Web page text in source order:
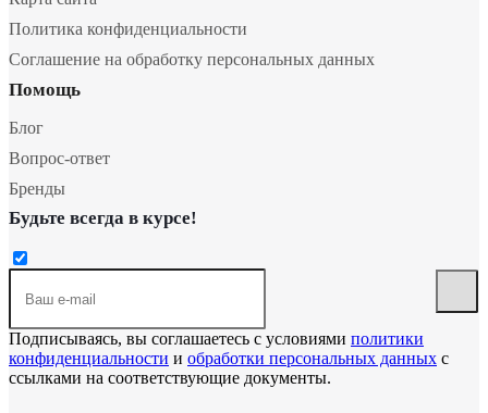
Политика конфиденциальности
Соглашение на обработку персональных данных
Помощь
Блог
Вопрос-ответ
Бренды
Будьте всегда в курсе!
Подписываясь, вы соглашаетесь с условиями политики
конфиденциальности и обработки персональных данных с
ссылками на соответствующие документы.